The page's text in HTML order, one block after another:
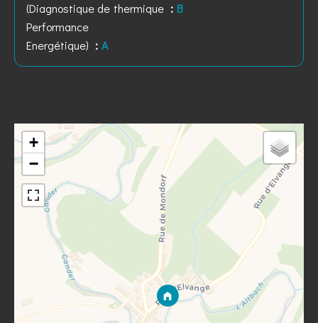
(Diagnostique de
Performance
Energétique)
A
thermique
B
+
−